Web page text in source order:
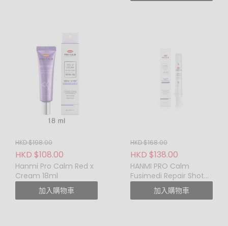
HKD $198.00
HKD $108.00
Hanmi Pro Calm Red x
Cream 18ml
加入購物車
HKD $168.00
HKD $138.00
HANMI PRO Calm
Fusimedi Repair Shot
Ampoules 10ml
加入購物車
時小心核對品牌及款式。
所有推廣或優惠期內購買的
貨品, 郵費或任何免費贈品,
試用裝禮品和非品質問題的
貨品均不設退換。皮膚容易
敏感的顧客建議在使用產品
個人皮膚敏感問題而對產品
不適亦不設退換，敬請見
諒。
如要更換或退貨，請保留購
買資料，並保證商品完好，